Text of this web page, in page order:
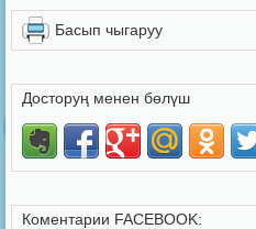
Басып чыгаруу
Досторуң менен бөлүш
Коментарии FACEBOOK: